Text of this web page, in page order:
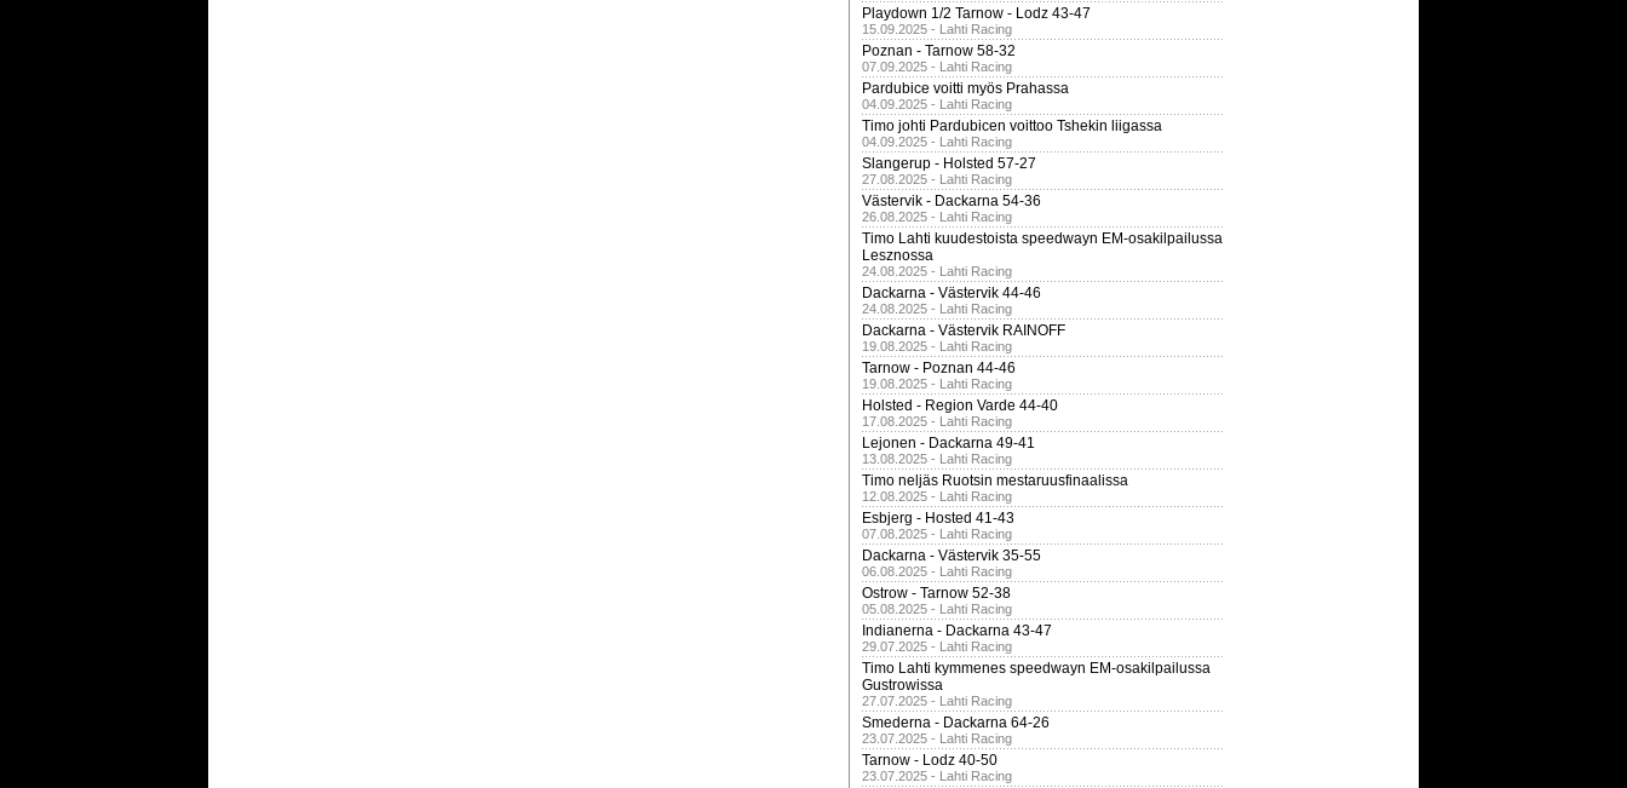
Playdown 1/2 Tarnow - Lodz 43-47
15.09.2025 - Lahti Racing
Poznan - Tarnow 58-32
07.09.2025 - Lahti Racing
Pardubice voitti myös Prahassa
04.09.2025 - Lahti Racing
Timo johti Pardubicen voittoo Tshekin liigassa
04.09.2025 - Lahti Racing
Slangerup - Holsted 57-27
27.08.2025 - Lahti Racing
Västervik - Dackarna 54-36
26.08.2025 - Lahti Racing
Timo Lahti kuudestoista speedwayn EM-osakilpailussa
Lesznossa
24.08.2025 - Lahti Racing
Dackarna - Västervik 44-46
24.08.2025 - Lahti Racing
Dackarna - Västervik RAINOFF
19.08.2025 - Lahti Racing
Tarnow - Poznan 44-46
19.08.2025 - Lahti Racing
Holsted - Region Varde 44-40
17.08.2025 - Lahti Racing
Lejonen - Dackarna 49-41
13.08.2025 - Lahti Racing
Timo neljäs Ruotsin mestaruusfinaalissa
12.08.2025 - Lahti Racing
Esbjerg - Hosted 41-43
07.08.2025 - Lahti Racing
Dackarna - Västervik 35-55
06.08.2025 - Lahti Racing
Ostrow - Tarnow 52-38
05.08.2025 - Lahti Racing
Indianerna - Dackarna 43-47
29.07.2025 - Lahti Racing
Timo Lahti kymmenes speedwayn EM-osakilpailussa
Gustrowissa
27.07.2025 - Lahti Racing
Smederna - Dackarna 64-26
23.07.2025 - Lahti Racing
Tarnow - Lodz 40-50
23.07.2025 - Lahti Racing